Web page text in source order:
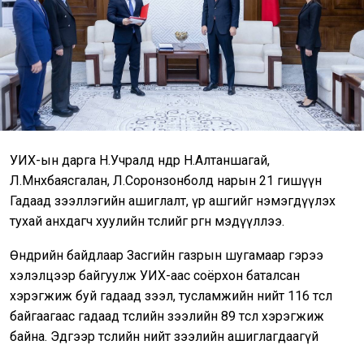
УИХ-ын дарга Н.Учралд өнөөдөр Н.Алтаншагай,
Л.Мөнхбаясгалан, Л.Соронзонболд нарын 21 гишүүн
Гадаад зээллэгийн ашиглалт, үр ашгийг нэмэгдүүлэх
тухай анхдагч хуулийн төслийг өргөн мэдүүллээ.
Өнөөдрийн байдлаар Засгийн газрын шугамаар гэрээ
хэлэлцээр байгуулж УИХ-аас соёрхон баталсан
хэрэгжиж буй гадаад зээл, тусламжийн нийт 116 төсөл
байгаагаас гадаад төслийн зээлийн 89 төсөл хэрэгжиж
байна. Эдгээр төслийн нийт зээлийн ашиглагдаагүй